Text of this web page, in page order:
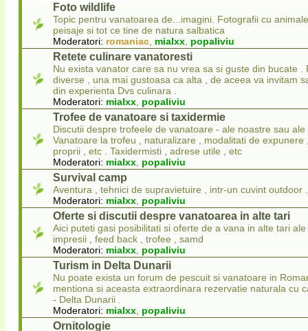
Foto wildlife
Topic pentru vanatoarea de...imagini. Fotografii cu
peisaje si tot ce tine de natura salbatica
Moderatori: romaniac mialxx popaliviu
Retete culinare vanatoresti
Nu exista vanator care sa nu vrea sa si guste din bucate .
diverse , una mai gustoasa ca alta , de aceea va invitam
din experienta Dvs culinara .
Moderatori: mialxx popaliviu
Trofee de vanatoare si taxidermie
Discutii despre trofeele de vanatoare - ale noastre sau ale
Vanatoare la trofeu , naturalizare , modalitati de expunere
proprii , etc . Taxidermisti , adrese utile , etc
Moderatori: mialxx popaliviu
Survival camp
Aventura , tehnici de supravietuire , intr-un cuvint outdoor .
Moderatori: mialxx popaliviu
Oferte si discutii despre vanatoarea in alte tari
Aici puteti gasi posibilitati si oferte de a vana in alte tari
impresii , feed back , trofee , samd
Moderatori: mialxx popaliviu
Turism in Delta Dunarii
Nu poate exista un forum de pescuit si vanatoare in
mentiona si aceasta extraordinara rezervatie naturala cu
- Delta Dunarii .
Moderatori: mialxx popaliviu
Ornitologie